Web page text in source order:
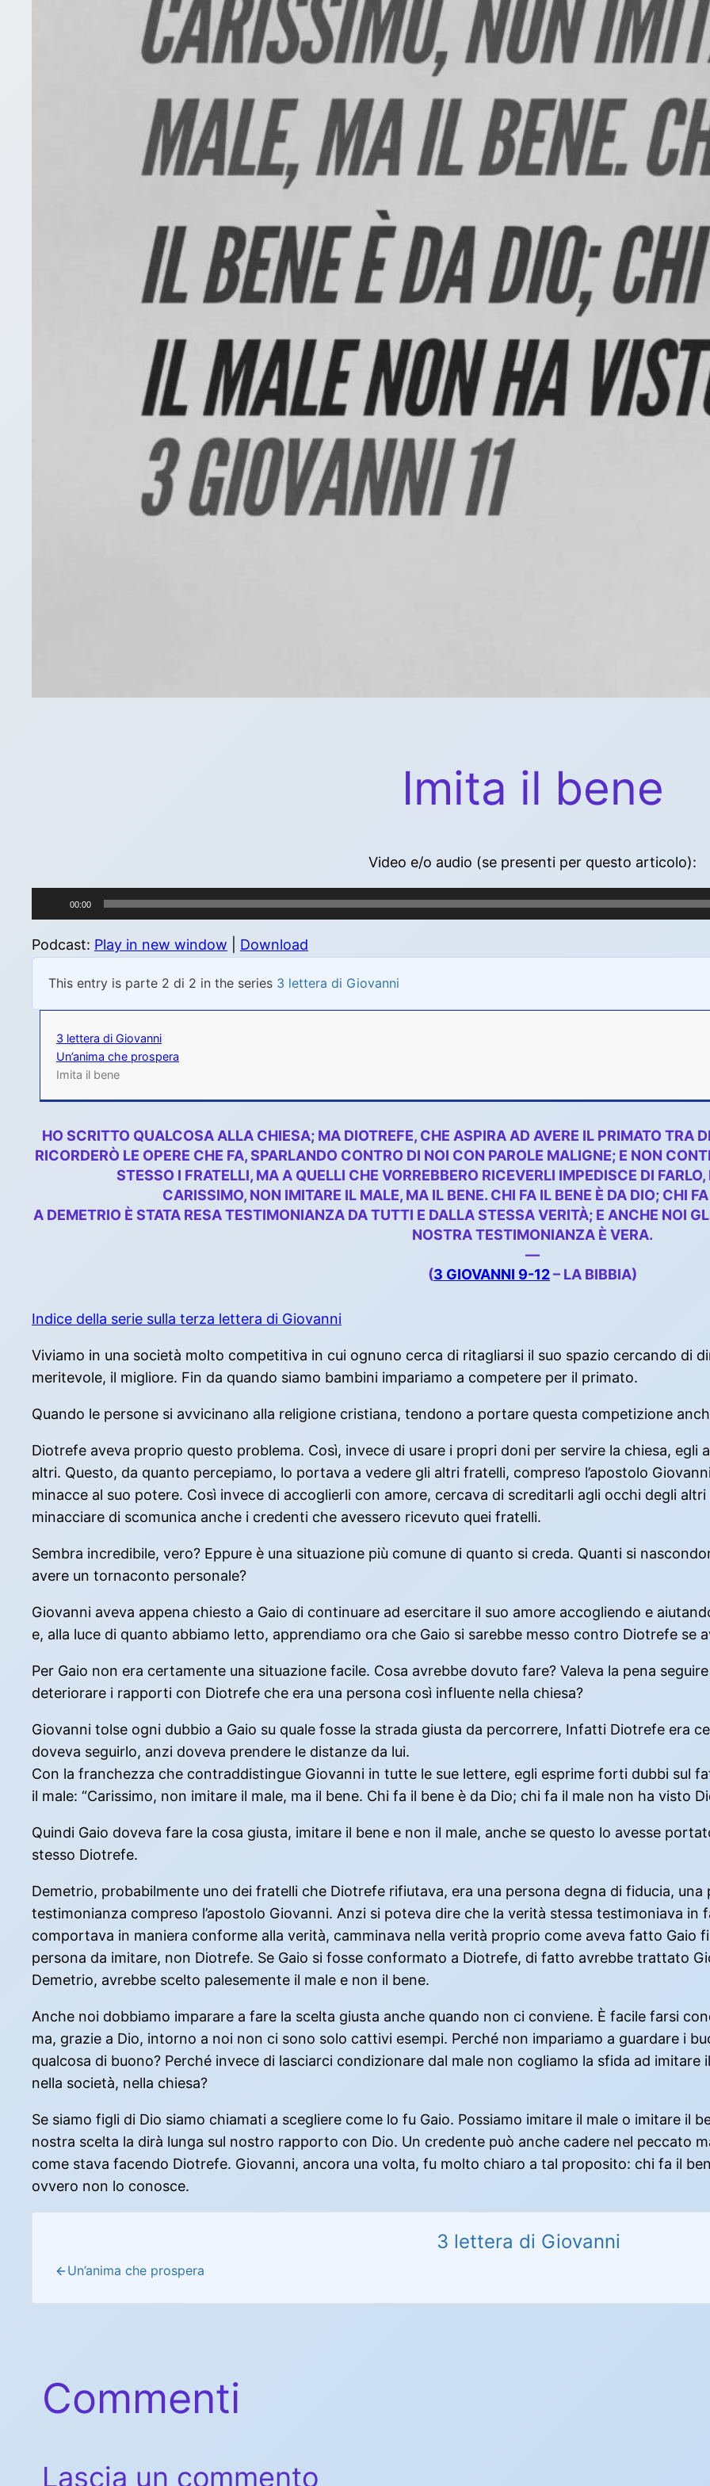
Imita il bene
Video e/o audio (se presenti per questo articolo):
Player
00:00
Podcast: Play in new window Download
This entry is parte 2 di 2 in the series 3 lettera di Giovanni
3 lettera di Giovanni
Un’anima che prospera
Imita il bene
HO SCRITTO QUALCOSA ALLA CHIESA; MA DIOTREFE, CHE ASPIRA AD AVERE IL PRIMATO TRA
RICORDERÒ LE OPERE CHE FA, SPARLANDO CONTRO DI NOI CON PAROLE MALIGNE; E NON
STESSO I FRATELLI, MA A QUELLI CHE VORREBBERO RICEVERLI IMPEDISCE DI
CARISSIMO, NON IMITARE IL MALE, MA IL BENE. CHI FA IL BENE È DA DIO; CHI
A DEMETRIO È STATA RESA TESTIMONIANZA DA TUTTI E DALLA STESSA VERITÀ; E ANCHE NOI
NOSTRA TESTIMONIANZA È VERA.
—
(3 GIOVANNI 9-12– LA BIBBIA)
Indice della serie sulla terza lettera di Giovanni
Viviamo in una società molto competitiva in cui ognuno cerca di ritagliarsi il suo spazio cercando di
meritevole, il migliore. Fin da quando siamo bambini impariamo a competere per il primato.
Quando le persone si avvicinano alla religione cristiana, tendono a portare questa competizione
Diotrefe aveva proprio questo problema. Così, invece di usare i propri doni per servire la chiesa, egli
altri. Questo, da quanto percepiamo, lo portava a vedere gli altri fratelli, compreso l’apostolo
minacce al suo potere. Così invece di accoglierli con amore, cercava di screditarli agli occhi degli
minacciare di scomunica anche i credenti che avessero ricevuto quei fratelli.
Sembra incredibile, vero? Eppure è una situazione più comune di quanto si creda. Quanti si
avere un tornaconto personale?
Giovanni aveva appena chiesto a Gaio di continuare ad esercitare il suo amore accogliendo e
e, alla luce di quanto abbiamo letto, apprendiamo ora che Gaio si sarebbe messo contro Diotrefe se
Per Gaio non era certamente una situazione facile. Cosa avrebbe dovuto fare? Valeva la pena
deteriorare i rapporti con Diotrefe che era una persona così influente nella chiesa?
Giovanni tolse ogni dubbio a Gaio su quale fosse la strada giusta da percorrere, Infatti Diotrefe era
doveva seguirlo, anzi doveva prendere le distanze da lui.
Con la franchezza che contraddistingue Giovanni in tutte le sue lettere, egli esprime forti dubbi sul
il male: “Carissimo, non imitare il male, ma il bene. Chi fa il bene è da Dio; chi fa il male non ha visto
Quindi Gaio doveva fare la cosa giusta, imitare il bene e non il male, anche se questo lo avesse
stesso Diotrefe.
Demetrio, probabilmente uno dei fratelli che Diotrefe rifiutava, era una persona degna di fiducia,
testimonianza compreso l’apostolo Giovanni. Anzi si poteva dire che la verità stessa testimoniava
comportava in maniera conforme alla verità, camminava nella verità proprio come aveva fatto Gaio
persona da imitare, non Diotrefe. Se Gaio si fosse conformato a Diotrefe, di fatto avrebbe trattato
Demetrio, avrebbe scelto palesemente il male e non il bene.
Anche noi dobbiamo imparare a fare la scelta giusta anche quando non ci conviene. È facile farsi
ma, grazie a Dio, intorno a noi non ci sono solo cattivi esempi. Perché non impariamo a guardare i
qualcosa di buono? Perché invece di lasciarci condizionare dal male non cogliamo la sfida ad imitare
nella società, nella chiesa?
Se siamo figli di Dio siamo chiamati a scegliere come lo fu Gaio. Possiamo imitare il male o imitare il
nostra scelta la dirà lunga sul nostro rapporto con Dio. Un credente può anche cadere nel peccato
come stava facendo Diotrefe. Giovanni, ancora una volta, fu molto chiaro a tal proposito: chi fa il
ovvero non lo conosce.
3 lettera di Giovanni
Un’anima che prospera
Commenti
Lascia un commento